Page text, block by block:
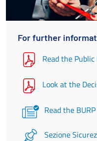
For further
Read the
Look at the
Read the BURP
Sezione